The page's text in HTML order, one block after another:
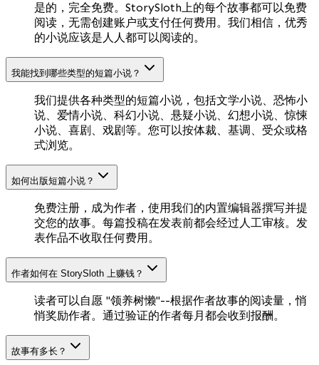
是的，完全免费。StorySloth上的每个故事都可以免费
阅读，无需创建账户或支付任何费用。我们相信，优秀
的小说应该是人人都可以阅读的。
我能找到哪些类型的短篇小说？
我们提供各种类型的短篇小说，包括文学小说、恐怖小
说、爱情小说、科幻小说、悬疑小说、幻想小说、惊悚
小说、喜剧、戏剧等。您可以按体裁、基调、受众或格
式浏览。
如何出版短篇小说？
免费注册，成为作者，使用我们的内置编辑器撰写并提
交您的故事。每篇投稿在发表前都会经过人工审核。发
表作品不收取任何费用。
作者如何在 StorySloth 上赚钱？
读者可以自愿 "领养树懒"--根据作者故事的阅读量，悄
悄奖励作者。通过验证的作者每月都会收到报酬。
故事有多长？